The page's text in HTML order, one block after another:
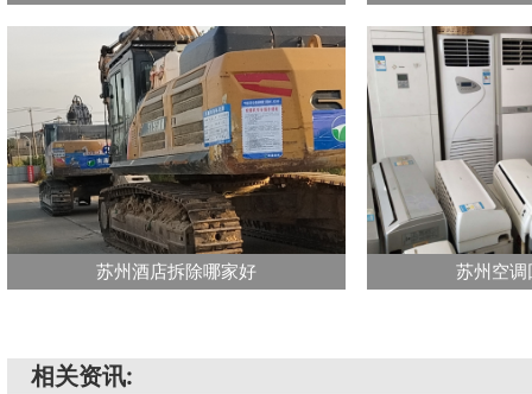
苏州酒店拆除哪家好 苏州空
相关资讯: